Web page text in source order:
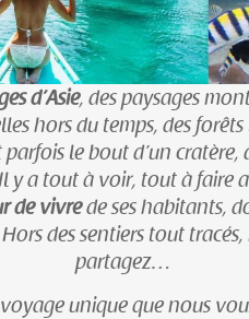
d’Asie, des paysages
hors du temps, des
le bout d’un cratère,
a tout à voir, tout à faire
de vivrede ses habitants,
des sentiers tout
partagez…
unique que nous